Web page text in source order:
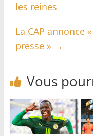
les reines
La CAP annonce
presse » →
Vous